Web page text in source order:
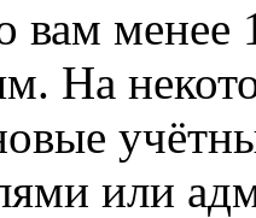
вам
На
или